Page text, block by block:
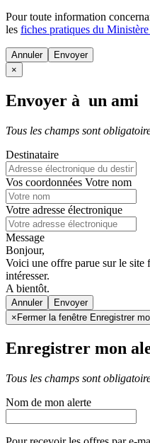
Pour toute information
les fiches pratiques du
Annuler
×
Envoyer à un ami
Tous les champs sont
Destinataire
Vos coordonnées Votre nom
Votre adresse électronique
Message
Bonjour,
Voici une offre parue sur le site
intéresser.
A bientôt.
Annuler
× Fermer la fenêtre Enregistrer
Enregistrer mon
Tous les champs sont
Nom de mon alerte